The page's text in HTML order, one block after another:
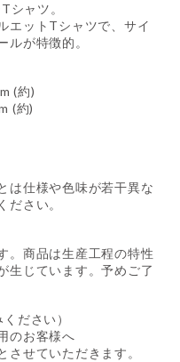
シャツ。
エットTシャツで、サイ
ルが特徴的。
(約)
(約)
は仕様や色味が若干異な
ださい。
。商品は生産工程の特性
生じています。予めご了
ださい）
のお客様へ
させていただきます。